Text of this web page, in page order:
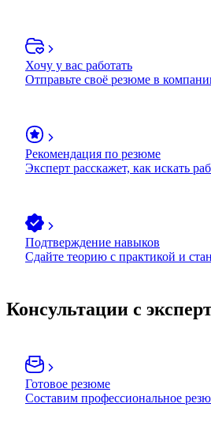
Хочу у вас работать
Отправьте своё резюме в
Рекомендация по резюме
Эксперт расскажет, как искать
Подтверждение навыков
Сдайте теорию с практикой и
Консультации с
Готовое резюме
Составим профессиональное